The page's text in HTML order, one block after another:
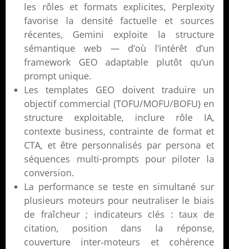
les rôles et formats explicites, Perplexity
favorise la densité factuelle et sources
récentes, Gemini exploite la structure
sémantique web — d’où l’intérêt d’un
framework GEO adaptable plutôt qu’un
prompt unique.
Les templates GEO doivent traduire un
objectif commercial (TOFU/MOFU/BOFU) en
structure exploitable, inclure rôle IA,
contexte business, contrainte de format et
CTA, et être personnalisés par persona et
séquences multi-prompts pour piloter la
conversion.
La performance se teste en simultané sur
plusieurs moteurs pour neutraliser le biais
de fraîcheur ; indicateurs clés : taux de
citation, position dans la réponse,
couverture inter‑moteurs et cohérence